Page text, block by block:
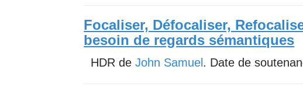
Focaliser, Défocaliser,
besoin de regards sémantiques
HDR deJohn Samuel . Date de